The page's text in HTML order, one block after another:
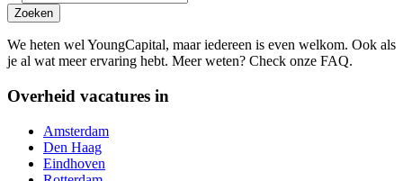
Zoeken
We heten wel YoungCapital, maar iedereen is even welkom. Ook als
je al wat meer ervaring hebt. Meer weten? Check onze FAQ.
Overheid vacatures in
Amsterdam
Den Haag
Eindhoven